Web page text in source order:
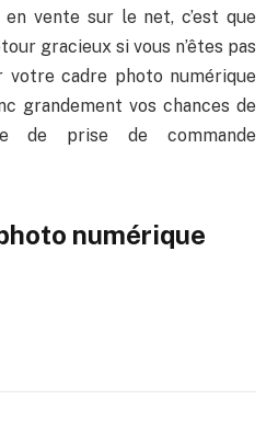
vente sur le net, c’est que
gracieux si vous n’êtes pas
votre cadre photo numérique
grandement vos chances de
de prise de commande
numérique